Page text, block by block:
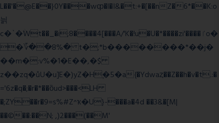
L��'�@E��}0Y���wȹ�l�I&�t:+�[��nZ�6*��K:o
늵
c�`�ۨWt��_�i;8����4[���A/'K�!u�U�*����zi'����ٵo�
�؆��8%� t�;*b��������*��j�
��m�:v%�1�E��,�$
z��zq�ůU�u]E�)yZ�Hׇ�5�a{�Ydwaȥ��Z��h�v�t.:�
='6z�q�;�r�*��ȍud>���<LH
�;ZY��r�9=s%#Z^ҡ�U}-���a�4d ��3&�[M|
��©��:��N; ,)2���(��M'